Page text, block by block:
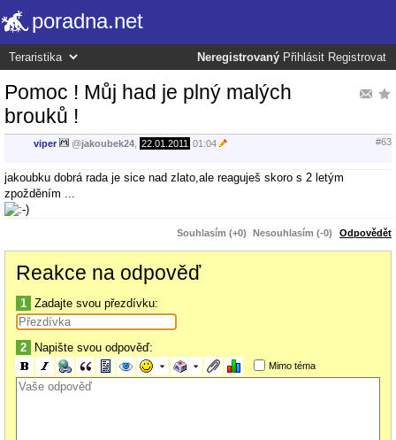
poradna.net
Neregistrovaný Přihlásit Registrovat
Pomoc ! Můj had je plný malých
brouků !
viper @jakoubek24 22.01.2011 01:04 #63
jakoubku dobrá rada je sice nad zlato,ale reaguješ skoro s 2 letým
zpožděním ...
Souhlasím (+0) Nesouhlasím (-0) Odpovědět
Reakce na odpověď
1 Zadajte svou přezdívku:
2 Napište svou odpověď:
Mimo téma